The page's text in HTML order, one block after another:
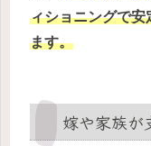
ィショニングで安
ます。
嫁や家族が